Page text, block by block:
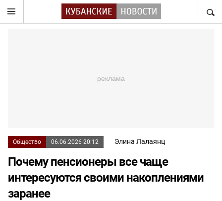
Общество 06.06.2026 20:12 Элина Лалаянц
Почему пенсионеры все чаще
интересуются своими накоплениями
заранее